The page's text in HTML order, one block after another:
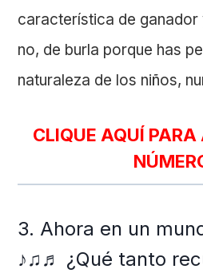
característica de ganador
no, de burla porque has
naturaleza de los niños,
CLIQUE AQUÍ PARA
3. Ahora en un
♪♫♬ ¿Qué tanto